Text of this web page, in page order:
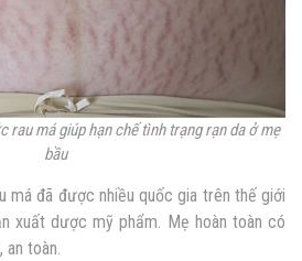
rau má giúp hạn chế tình trạng rạn da ở mẹ
bầu
má đã được nhiều quốc gia trên thế giới
xuất dược mỹ phẩm. Mẹ hoàn toàn có
an toàn.